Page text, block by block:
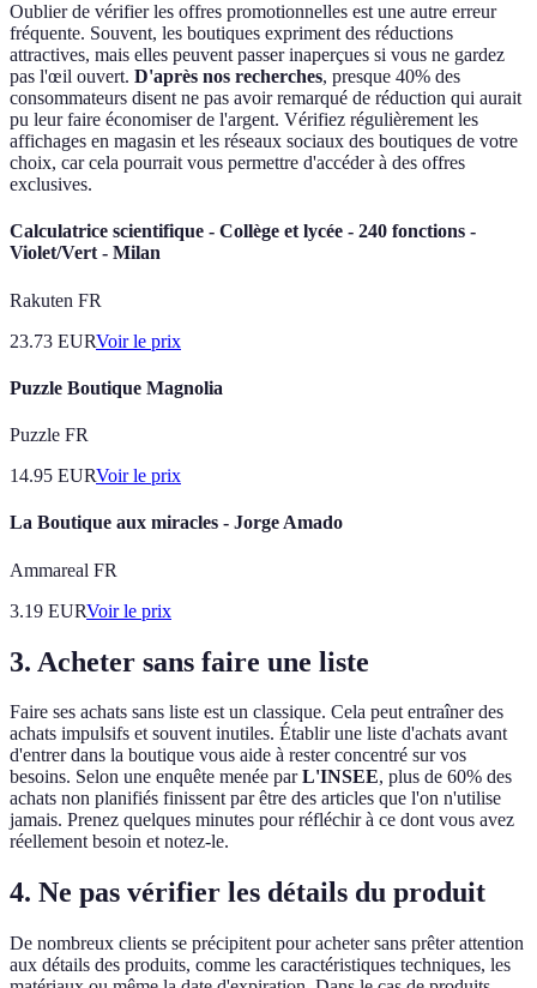
Oublier de vérifier les offres promotionnelles est une autre erreur
fréquente. Souvent, les boutiques expriment des réductions
attractives, mais elles peuvent passer inaperçues si vous ne gardez
pas l'œil ouvert. D'après nos recherches, presque 40% des
consommateurs disent ne pas avoir remarqué de réduction qui aurait
pu leur faire économiser de l'argent. Vérifiez régulièrement les
affichages en magasin et les réseaux sociaux des boutiques de votre
choix, car cela pourrait vous permettre d'accéder à des offres
exclusives.
Calculatrice scientifique - Collège et lycée - 240 fonctions -
Violet/Vert - Milan
Rakuten FR
23.73 EURVoir le prix
Puzzle Boutique Magnolia
Puzzle FR
14.95 EURVoir le prix
La Boutique aux miracles - Jorge Amado
Ammareal FR
3.19 EURVoir le prix
3. Acheter sans faire une liste
Faire ses achats sans liste est un classique. Cela peut entraîner des
achats impulsifs et souvent inutiles. Établir une liste d'achats avant
d'entrer dans la boutique vous aide à rester concentré sur vos
besoins. Selon une enquête menée parL'INSEE, plus de 60% des
achats non planifiés finissent par être des articles que l'on n'utilise
jamais. Prenez quelques minutes pour réfléchir à ce dont vous avez
réellement besoin et notez-le.
4. Ne pas vérifier les détails du produit
De nombreux clients se précipitent pour acheter sans prêter attention
aux détails des produits, comme les caractéristiques techniques, les